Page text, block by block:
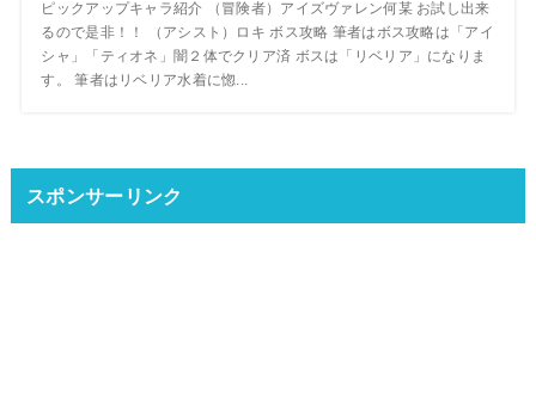
ピックアップキャラ紹介 （冒険者）アイズヴァレン何某 お試し出来
るので是非！！ （アシスト）ロキ ボス攻略 筆者はボス攻略は「アイ
シャ」「ティオネ」闇２体でクリア済 ボスは「リベリア」になりま
す。 筆者はリベリア水着に惚...
スポンサーリンク